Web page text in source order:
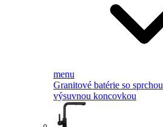
menu
Granitové batérie so sprchou
výsuvnou koncovkou